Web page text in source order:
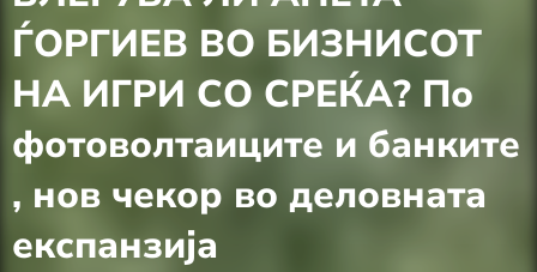
ЃОРГИЕВ ВО БИЗНИСОТ
НА ИГРИ СО СРЕЌА? По
фотоволтаиците и банките
, нов чекор во деловната
експанзија